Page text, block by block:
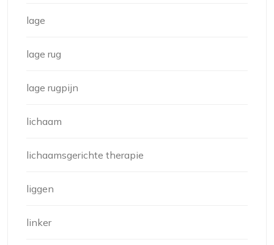
lage
lage rug
lage rugpijn
lichaam
lichaamsgerichte therapie
liggen
linker